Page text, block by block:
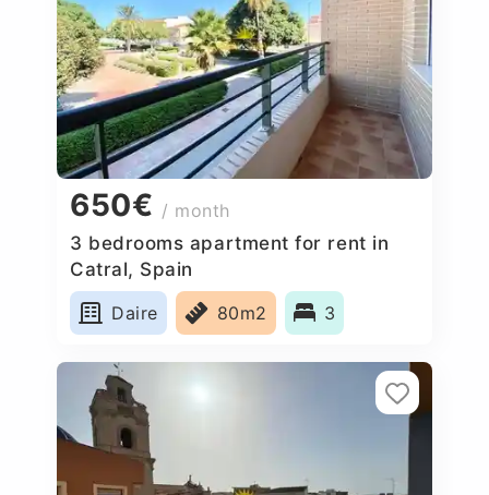
650€ / month
3 bedrooms apartment for rent in
Catral, Spain
Daire
80m2 3